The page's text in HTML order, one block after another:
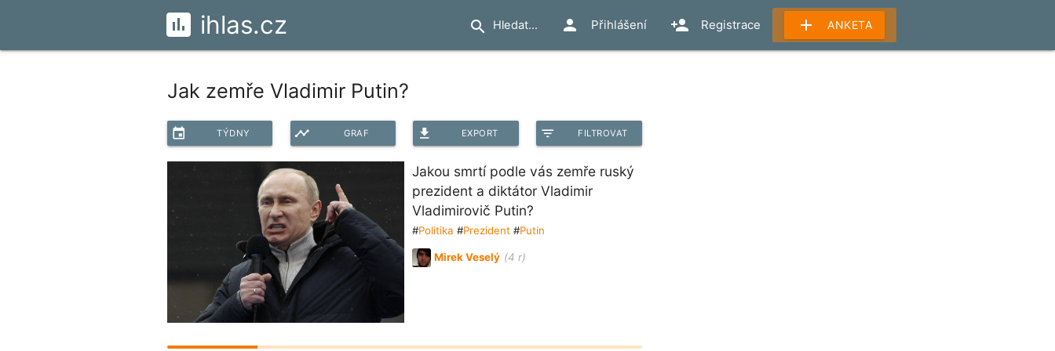
ihlas.cz search person Přihlášení person_add Registrace add ANKETA
Jak zemře Vladimir Putin?
event TÝDNY timeline GRAF file_download EXPORT filter_list FILTROVAT
Jakou smrtí podle vás zemře ruský
prezident a diktátor Vladimir
Vladimirovič Putin?
#Politika #Prezident #Putin
Mirek Veselý (4 r)